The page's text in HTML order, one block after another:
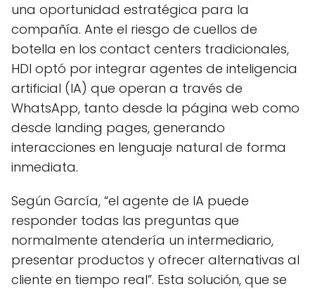
una oportunidad estratégica para la
compañía. Ante el riesgo de cuellos de
botella en los contact centers tradicionales,
HDI optó por integrar agentes de inteligencia
artificial (IA) que operan a través de
WhatsApp, tanto desde la página web como
desde landing pages, generando
interacciones en lenguaje natural de forma
inmediata.
Según García, “el agente de IA puede
responder todas las preguntas que
normalmente atendería un intermediario,
presentar productos y ofrecer alternativas al
cliente en tiempo real”. Esta solución, que se